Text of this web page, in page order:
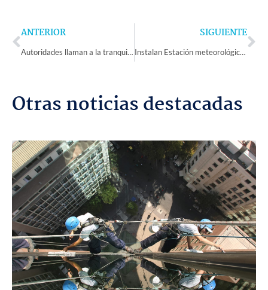
Prev
ANTERIOR
Autoridades llaman a la tranquilidad por obras de Hospital de La Serena
SIGUIENTE
Instalan Estación meteorológica en Reserva Nacional Pingüino de Humboldt
Otras noticias destacadas